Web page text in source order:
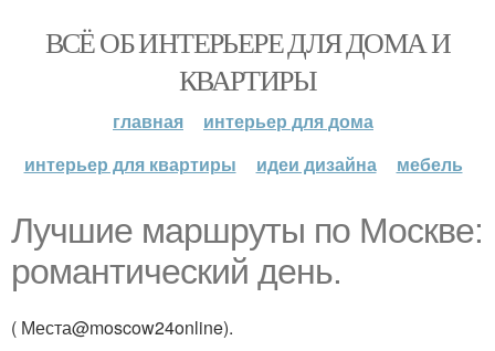
ВСЁ ОБ ИНТЕРЬЕРЕ ДЛЯ ДОМА И
КВАРТИРЫ
главная
интерьер для дома
интерьер для квартиры
идеи дизайна мебель
Лучшие маршруты по Москве:
романтический день.
( Места@moscow24online).